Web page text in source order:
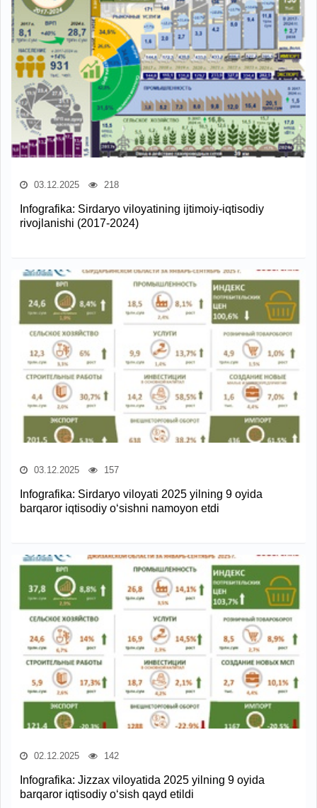
03.12.2025 218
Infografika: Sirdaryo viloyatining ijtimoiy-iqtisodiy
rivojlanishi (2017-2024)
03.12.2025 157
Infografika: Sirdaryo viloyati 2025 yilning 9 oyida
barqaror iqtisodiy o‘sishni namoyon etdi
02.12.2025 142
Infografika: Jizzax viloyatida 2025 yilning 9 oyida
barqaror iqtisodiy o‘sish qayd etildi